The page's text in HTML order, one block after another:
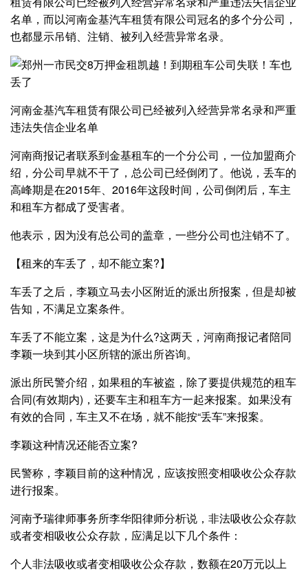
名单，而以河南金基汽车租赁有限公司冠名的多个分公司，
也都显示吊销、注销、被列入经营异常名录。
河南金基汽车租赁有限公司已经被列入经营异常名录和严重
违法失信企业名单
河南商报记者联系到金基租车的一个分公司，一位加盟商介
绍，分公司早就不干了，总公司已经倒闭了。他说，丢车的
高峰期是在2015年、2016年这段时间，公司倒闭后，车主
和租车方都成了受害者。
他表示，因为没有总公司的盖章，一些分公司也注销不了。
【租来的车丢了，却不能立案?】
车丢了之后，李颖立马去小区附近的派出所报案，但是却被
告知，不满足立案条件。
车丢了不能立案，这是为什么?这两天，河南商报记者陪同
李颖一块到其小区所辖的派出所咨询。
派出所民警介绍，如果租的车被盗，除了要提供规范的租车
合同(有效期内)，还要车主和租车方一起来报案。如果没有
有效的合同，车主又不在场，就不能按“丢车”来报案。
李颖这种情况还能否立案?
民警称，李颖目前的这种情况，应该按照变相吸收公众存款
进行报案。
河南予瑞律师事务所李华阳律师分析说，非法吸收公众存款
或者变相吸收公众存款，应满足以下几个条件：
个人非法吸收或者变相吸收公众存款，数额在20万元以上